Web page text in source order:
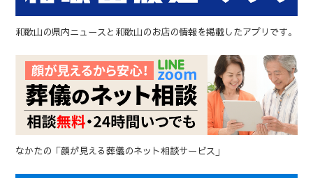
和歌山の県内ニュースと和歌山のお店の情報を掲載したアプリです。
なかたの「顔が見える葬儀のネット相談サービス」